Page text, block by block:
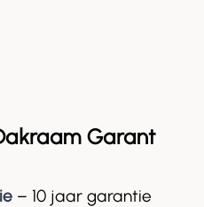
Garant
– 10 jaar garantie